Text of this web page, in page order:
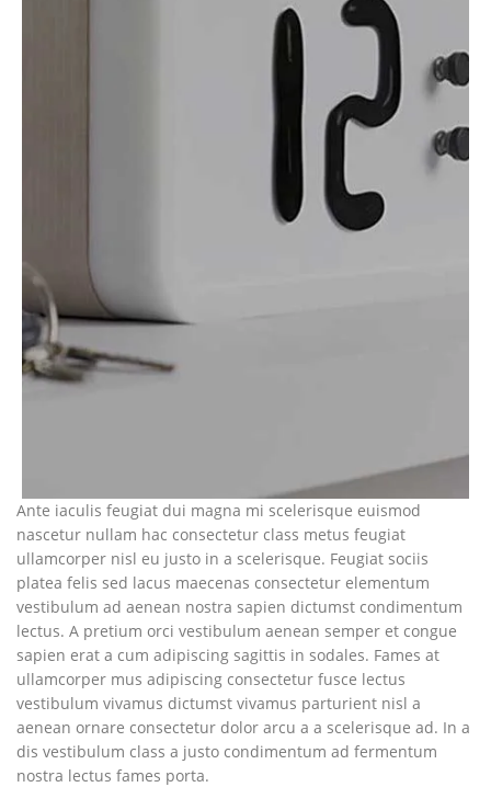
Ante iaculis feugiat dui magna mi scelerisque euismod
nascetur nullam hac consectetur class metus feugiat
ullamcorper nisl eu justo in a scelerisque. Feugiat sociis
platea felis sed lacus maecenas consectetur elementum
vestibulum ad aenean nostra sapien dictumst condimentum
lectus. A pretium orci vestibulum aenean semper et congue
sapien erat a cum adipiscing sagittis in sodales. Fames at
ullamcorper mus adipiscing consectetur fusce lectus
vestibulum vivamus dictumst vivamus parturient nisl a
aenean ornare consectetur dolor arcu a a scelerisque ad. In a
dis vestibulum class a justo condimentum ad fermentum
nostra lectus fames porta.